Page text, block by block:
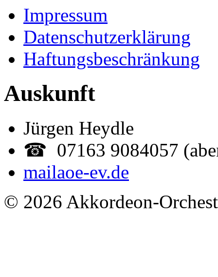
Impressum
Datenschutzerklärung
Haftungsbeschränkung
Auskunft
Jürgen Heydle
☎ 07163 9084057
mailaoe-ev.de
© 2026 Akkordeon-